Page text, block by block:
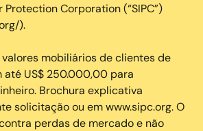
Corporation (“SIPC”)
).
valores mobiliários de clientes de
até US$ 250.000,00 para
Brochura explicativa
solicitação ou em www.sipc.org. O
perdas de mercado e não